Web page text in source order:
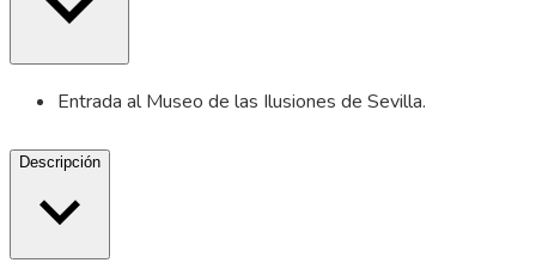
Entrada al Museo de las Ilusiones de Sevilla.
Descripción